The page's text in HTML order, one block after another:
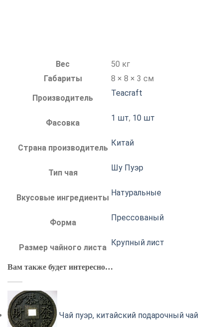
Вес
50 кг
Габариты
8 × 8 × 3 см
Производитель
Teacraft
Фасовка
1 шт, 10 шт
Страна производитель
Китай
Тип чая
Шу Пуэр
Вкусовые ингредиенты
Натуральные
Форма
Прессованый
Размер чайного листа
Крупный лист
Вам также будет интересно…
Чай пуэр, китайский подарочный чай